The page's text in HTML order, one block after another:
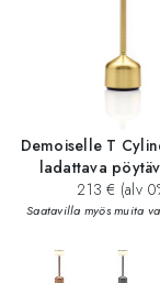
Demoiselle T
ladattava
213 € (alv
Saatavilla myös muita